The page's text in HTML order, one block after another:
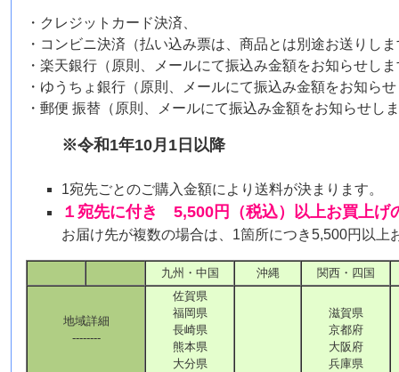
・クレジットカード決済、
・コンビニ決済（払い込み票は、商品とは別途お送りし
・楽天銀行（原則、メールにて振込み金額をお知らせし
・ゆうちょ銀行（原則、メールにて振込み金額をお知ら
・郵便 振替（原則、メールにて振込み金額をお知らせし
※令和1年10月1日以降
1宛先ごとのご購入金額により送料が決まります。
１宛先に付き 5,500円（税込）以上お買上げ
お届け先が複数の場合は、1箇所につき5,500円以
九州・中国 沖縄 関西・四国
地域詳細
--------
佐賀県
福岡県
長崎県
熊本県
大分県
滋賀県
京都府
大阪府
兵庫県